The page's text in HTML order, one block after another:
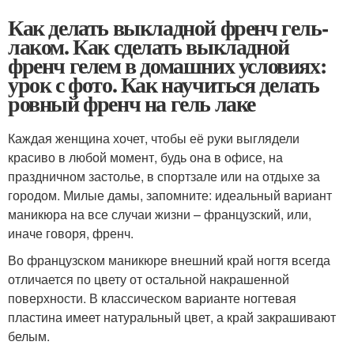
Как делать выкладной френч гель-
лаком. Как сделать выкладной
френч гелем в домашних условиях:
урок с фото. Как научиться делать
ровный френч на гель лаке
Каждая женщина хочет, чтобы её руки выглядели
красиво в любой момент, будь она в офисе, на
праздничном застолье, в спортзале или на отдыхе за
городом. Милые дамы, запомните: идеальный вариант
маникюра на все случаи жизни – французский, или,
иначе говоря, френч.
Во французском маникюре внешний край ногтя всегда
отличается по цвету от остальной накрашенной
поверхности. В классическом варианте ногтевая
пластина имеет натуральный цвет, а край закрашивают
белым.